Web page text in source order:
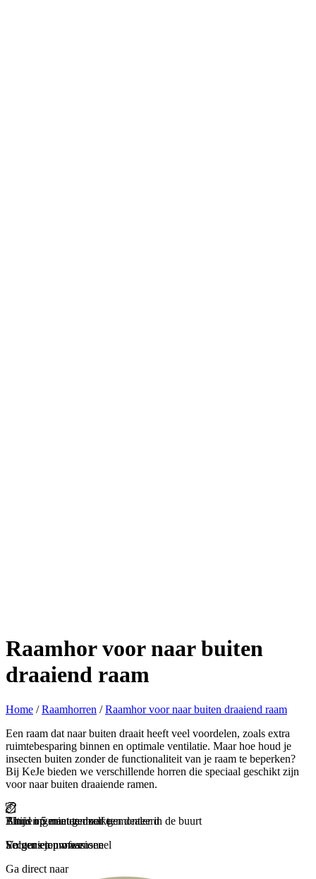
Raamhor voor naar buiten
draaiend raam
Home / Raamhorren / Raamhor voor naar buiten draaiend raam
Een raam dat naar buiten draait heeft veel voordelen, zoals extra
ruimtebesparing binnen en optimale ventilatie. Maar hoe houd je
insecten buiten zonder de functionaliteit van je raam te beperken?
Bij KeJe bieden we verschillende horren die speciaal geschikt zijn
voor naar buiten draaiende ramen.
Binnen 5 minuten zelf gemonteerd
En genieten maar
Thuis ingemeten door een dealer in de buurt
Secuur en professioneel
Altijd op maat gemaakt
Volgens jouw wensen
Snel geleverd
Zorgeloos en snel
Ga direct naar